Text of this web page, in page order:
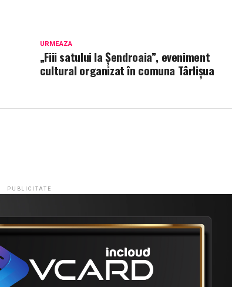
URMEAZA
„Fiii satului la Șendroaia”, eveniment
cultural organizat în comuna Târlișua
PUBLICITATE